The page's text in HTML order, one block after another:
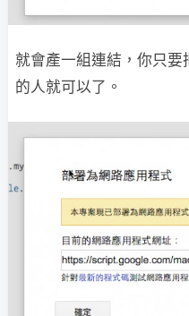
就會產一組連結，你只
的人就可以了。